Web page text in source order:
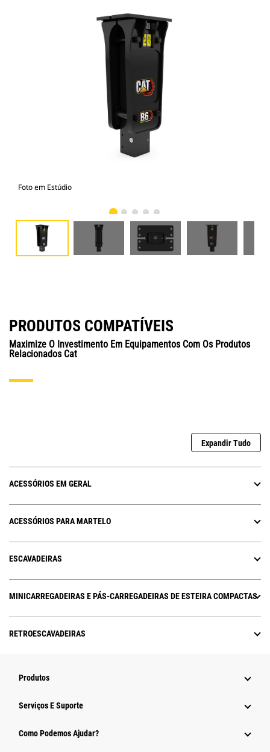
Foto em Estúdio
PRODUTOS COMPATÍVEIS
Maximize O Investimento Em Equipamentos Com Os Produtos
Relacionados Cat
Expandir Tudo
ACESSÓRIOS EM GERAL
ACESSÓRIOS PARA MARTELO
ESCAVADEIRAS
MINICARREGADEIRAS E PÁS-CARREGADEIRAS DE ESTEIRA COMPACTAS
RETROESCAVADEIRAS
Produtos
Serviços E Suporte
Como Podemos Ajudar?